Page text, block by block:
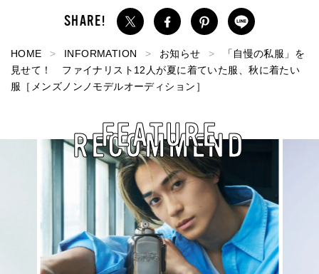
HOME INFORMATION お知らせ
「自慢の私服」を
見せて！ ファイナリスト12人が夏に着ていた服、秋に着たい
服［メンズノンノモデルオーディション］
RECOMMEND
FEATURE